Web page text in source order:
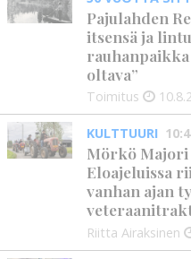
Pajulahden
itsensä ja
oltava”
Toimitus
KULTTUURI
Mörkö Majori
Eloajeluissa
vanhan ajan
Riitta Airaksinen